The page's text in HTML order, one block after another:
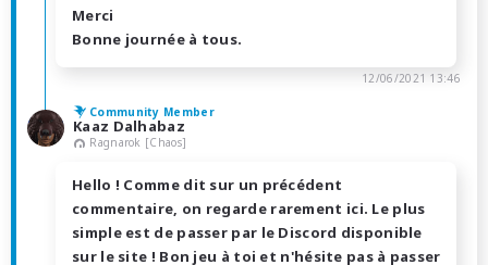
Merci
Bonne journée à tous.
12/06/2021 13:46
Community Member
Kaaz Dalhabaz
Ragnarok [Chaos]
Hello ! Comme dit sur un précédent
commentaire, on regarde rarement ici. Le plus
simple est de passer par le Discord disponible
sur le site ! Bon jeu à toi et n'hésite pas à passer